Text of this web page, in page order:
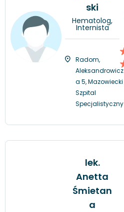
ski
Hematolog,
Internista
Radom,
Aleksandrowicz
a 5, Mazowiecki
Szpital
Specjalistyczny
lek.
Anetta
Śmietan
a